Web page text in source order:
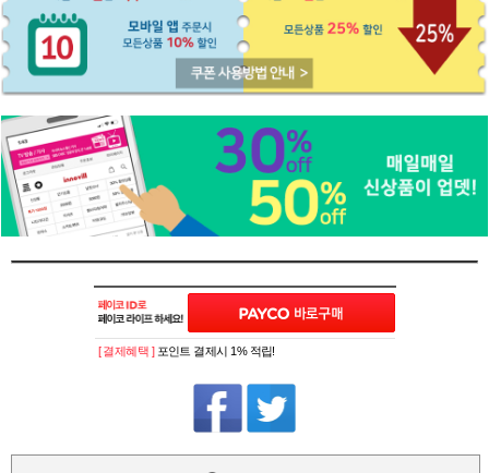
[ 결제혜택 ] 포인트 결제시 1% 적립!